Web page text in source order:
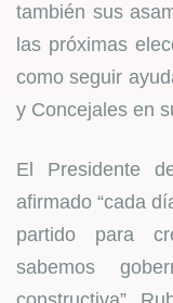
también sus
las próximas
como seguir
y Concejales en
El Presidente
afirmado “cada
partido para
sabemos